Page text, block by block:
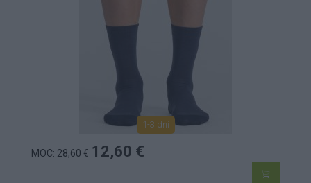
1-3 dní
MOC: 28,60 € 12,60 €